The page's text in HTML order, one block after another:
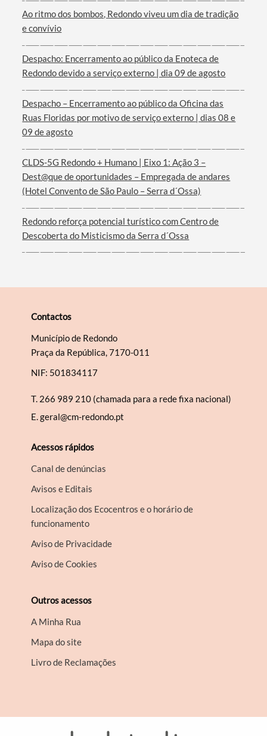
Filtros
Ao ritmo dos bombos, Redondo viveu um dia de tradição
e convívio
Despacho: Encerramento ao público da Enoteca de
Redondo devido a serviço externo | dia 09 de agosto
Despacho – Encerramento ao público da Oficina das
Ruas Floridas por motivo de serviço externo | dias 08 e
09 de agosto
CLDS-5G Redondo + Humano | Eixo 1: Ação 3 –
Dest@que de oportunidades – Empregada de andares
(Hotel Convento de São Paulo – Serra d´Ossa)
Redondo reforça potencial turístico com Centro de
Descoberta do Misticismo da Serra d´Ossa
Contactos
Município de Redondo
Praça da República, 7170-011
NIF: 501834117
T. 266 989 210 (chamada para a rede fixa nacional)
E.geral@cm-redondo.pt
Acessos rápidos
Canal de denúncias
Avisos e Editais
Localização dos Ecocentros e o horário de
funcionamento
Aviso de Privacidade
Aviso de Cookies
Outros acessos
A Minha Rua
Mapa do site
Livro de Reclamações